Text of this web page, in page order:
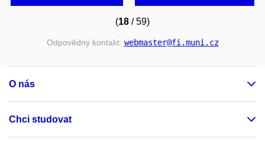
(18 / 59)
Odpovědný kontakt: webmaster@fi.muni.cz
O nás
Chci studovat